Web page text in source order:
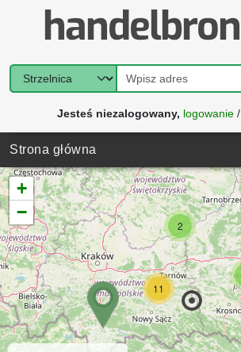
Jesteś niezalogowany, logowanie/
Strona główna
2
11
+
−